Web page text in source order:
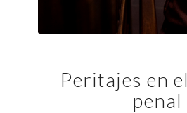
Peritajes en
penal